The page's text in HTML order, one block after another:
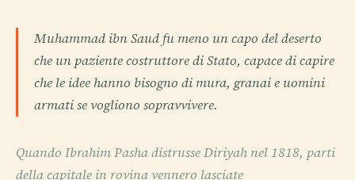
Muhammad ibn Saud fu meno un capo del deserto
che un paziente costruttore di Stato, capace di capire
che le idee hanno bisogno di mura, granai e uomini
armati se vogliono sopravvivere.
Quando Ibrahim Pasha distrusse Diriyah nel 1818, parti
della capitale in rovina vennero lasciate